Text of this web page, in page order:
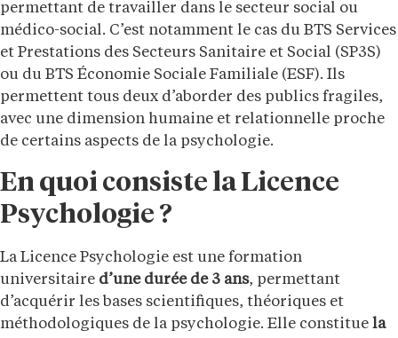
permettant de travailler dans le secteur social ou
médico-social. C’est notamment le cas du BTS Services
et Prestations des Secteurs Sanitaire et Social (SP3S)
ou du BTS Économie Sociale Familiale (ESF). Ils
permettent tous deux d’aborder des publics fragiles,
avec une dimension humaine et relationnelle proche
de certains aspects de la psychologie.
En quoi consiste la Licence
Psychologie ?
La Licence Psychologie est une formation
universitaire d’une durée de 3 ans, permettant
d’acquérir les bases scientifiques, théoriques et
méthodologiques de la psychologie. Elle constitue la